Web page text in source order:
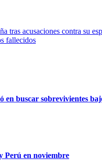
tras acusaciones contra su
fallecidos
buscar sobrevivientes
Perú en noviembre